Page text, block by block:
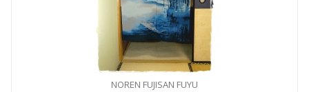
NOREN FUJISAN FUYU